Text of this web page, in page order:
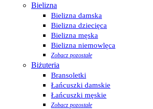
Bielizna
Bielizna damska
Bielizna dziecięca
Bielizna męska
Bielizna niemowlęca
Zobacz pozostałe
Biżuteria
Bransoletki
Łańcuszki damskie
Łańcuszki męskie
Zobacz pozostałe